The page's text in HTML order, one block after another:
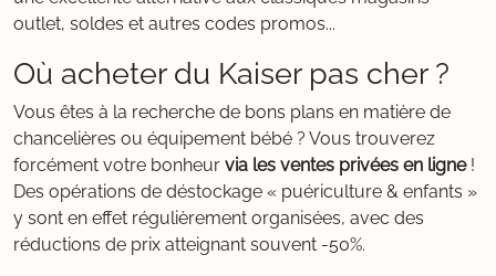
outlet, soldes et autres codes promos...
Où acheter du Kaiser pas cher ?
Vous êtes à la recherche de bons plans en matière de
chancelières ou équipement bébé ? Vous trouverez
forcément votre bonheur via les ventes privées en ligne!
Des opérations de déstockage « puériculture & enfants »
y sont en effet régulièrement organisées, avec des
réductions de prix atteignant souvent -50%.